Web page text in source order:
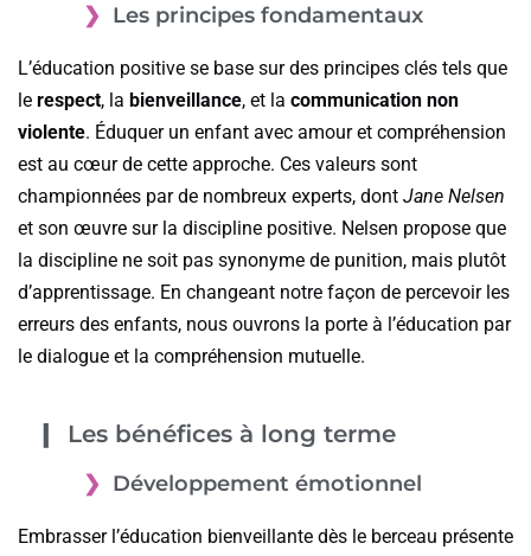
Les principes fondamentaux
L’éducation positive se base sur des principes clés tels que
le respect, la bienveillance, et la communication non
violente. Éduquer un enfant avec amour et compréhension
est au cœur de cette approche. Ces valeurs sont
championnées par de nombreux experts, dont Jane Nelsen
et son œuvre sur la discipline positive. Nelsen propose que
la discipline ne soit pas synonyme de punition, mais plutôt
d’apprentissage. En changeant notre façon de percevoir les
erreurs des enfants, nous ouvrons la porte à l’éducation par
le dialogue et la compréhension mutuelle.
Les bénéfices à long terme
Développement émotionnel
Embrasser l’éducation bienveillante dès le berceau présente